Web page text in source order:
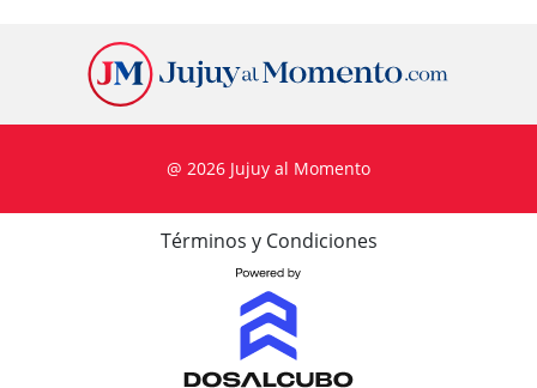
@ 2026 Jujuy al Momento
Términos y Condiciones